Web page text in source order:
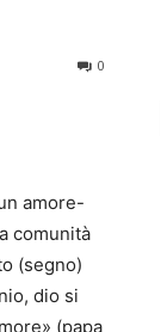
0
amore-
comunità
(segno)
dio si
(papa